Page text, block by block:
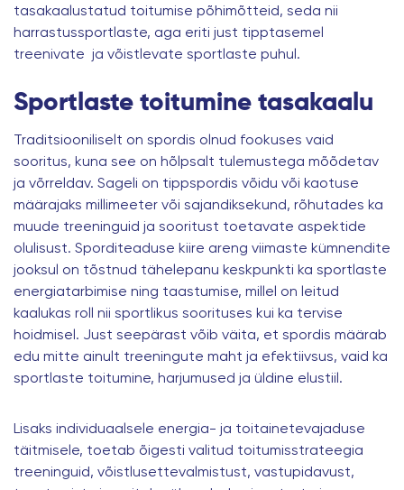
tasakaalustatud toitumise põhimõtteid, seda nii
harrastussportlaste, aga eriti just tipptasemel
treenivate ja võistlevate sportlaste puhul.
Sportlaste toitumine tasakaalu
Traditsiooniliselt on spordis olnud fookuses vaid
sooritus, kuna see on hõlpsalt tulemustega mõõdetav
ja võrreldav. Sageli on tippspordis võidu või kaotuse
määrajaks millimeeter või sajandiksekund, rõhutades ka
muude treeninguid ja sooritust toetavate aspektide
olulisust. Sporditeaduse kiire areng viimaste kümnendite
jooksul on tõstnud tähelepanu keskpunkti ka sportlaste
energiatarbimise ning taastumise, millel on leitud
kaalukas roll nii sportlikus soorituses kui ka tervise
hoidmisel. Just seepärast võib väita, et spordis määrab
edu mitte ainult treeningute maht ja efektiivsus, vaid ka
sportlaste toitumine, harjumused ja üldine elustiil.
Lisaks individuaalsele energia- ja toitainetevajaduse
täitmisele, toetab õigesti valitud toitumisstrateegia
treeninguid, võistlusettevalmistust, vastupidavust,